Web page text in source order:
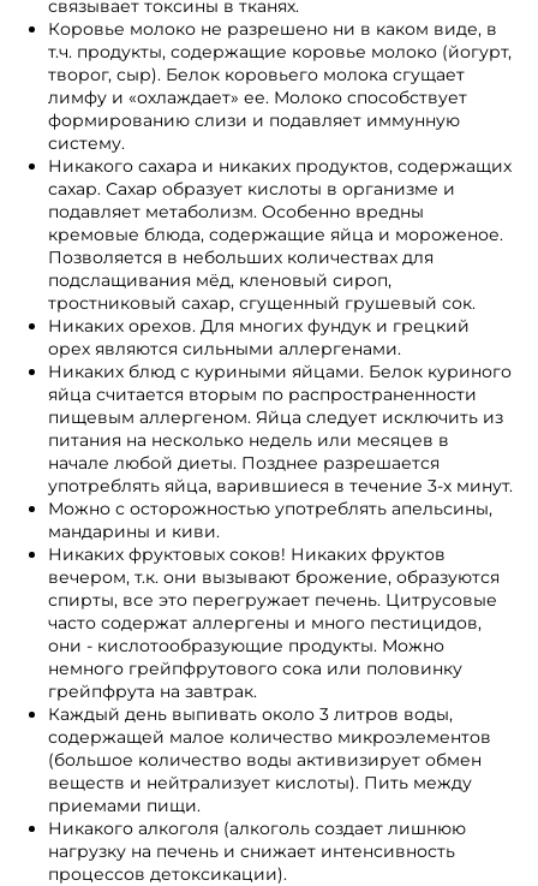
связывает токсины в тканях.
Коровье молоко не разрешено ни в каком виде, в
т.ч. продукты, содержащие коровье молоко (йогурт,
творог, сыр). Белок коровьего молока сгущает
лимфу и «охлаждает» ее. Молоко способствует
формированию слизи и подавляет иммунную
систему.
Никакого сахара и никаких продуктов, содержащих
сахар. Сахар образует кислоты в организме и
подавляет метаболизм. Особенно вредны
кремовые блюда, содержащие яйца и мороженое.
Позволяется в небольших количествах для
подслащивания мёд, кленовый сироп,
тростниковый сахар, сгущенный грушевый сок.
Никаких орехов. Для многих фундук и грецкий
орех являются сильными аллергенами.
Никаких блюд с куриными яйцами. Белок куриного
яйца считается вторым по распространенности
пищевым аллергеном. Яйца следует исключить из
питания на несколько недель или месяцев в
начале любой диеты. Позднее разрешается
употреблять яйца, варившиеся в течение 3-х минут.
Можно с осторожностью употреблять апельсины,
мандарины и киви.
Никаких фруктовых соков! Никаких фруктов
вечером, т.к. они вызывают брожение, образуются
спирты, все это перегружает печень. Цитрусовые
часто содержат аллергены и много пестицидов,
они - кислотообразующие продукты. Можно
немного грейпфрутового сока или половинку
грейпфрута на завтрак.
Каждый день выпивать около 3 литров воды,
содержащей малое количество микроэлементов
(большое количество воды активизирует обмен
веществ и нейтрализует кислоты). Пить между
приемами пищи.
Никакого алкоголя (алкоголь создает лишнюю
нагрузку на печень и снижает интенсивность
процессов детоксикации).